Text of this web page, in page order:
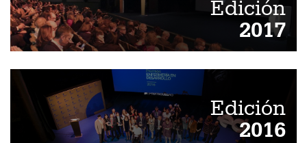
Edición
2017
Edición
2016